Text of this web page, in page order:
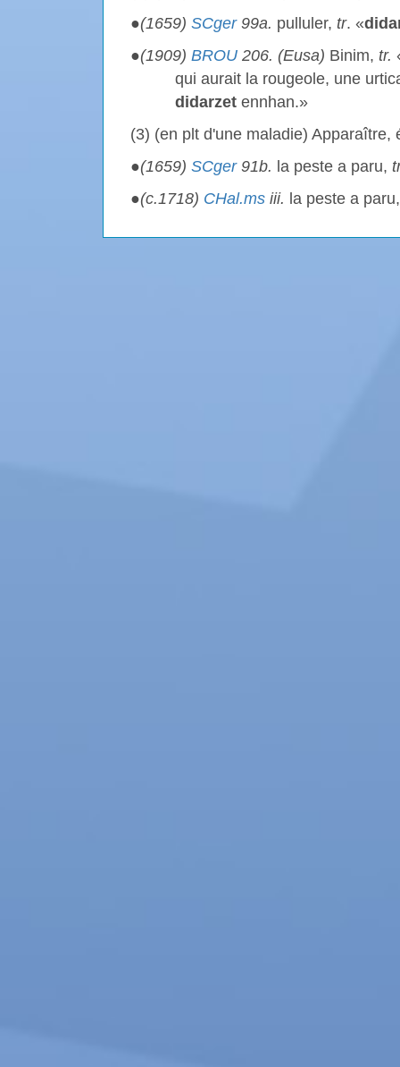
●(1659) SCger99a. pulluler, tr. «
●(1909) BROU 206. (Eusa) Binim, tr.
qui aurait la rougeole, une
didarzet ennhan.»
(3) (en plt d'une maladie) Apparaître,
●(1659) SCger91b. la peste a paru,
●(c.1718) CHal.ms iii. la peste a